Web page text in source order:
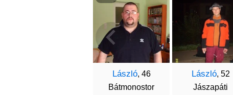
László, 46
Bátmonostor
László, 52
Jászapáti